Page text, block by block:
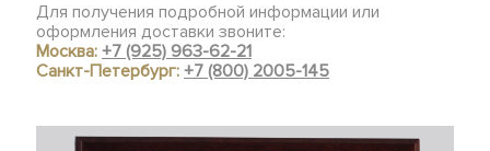
Для получения подробной информации или
оформления доставки звоните:
Москва:+7 (925) 963-62-21
Санкт-Петербург:+7 (800) 2005-145